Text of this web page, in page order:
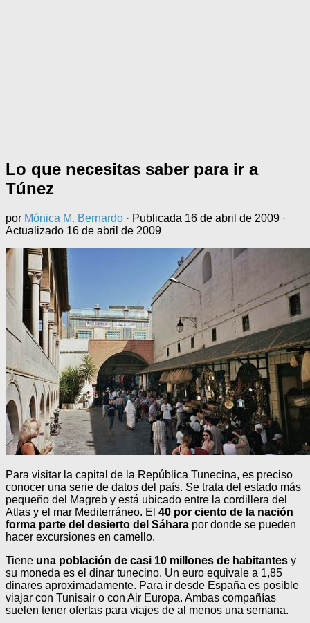
Lo que necesitas saber para ir a
Túnez
por Mónica M. Bernardo · Publicada 16 de abril de 2009 ·
Actualizado 16 de abril de 2009
Para visitar la capital de la República Tunecina, es preciso
conocer una serie de datos del país. Se trata del estado más
pequeño del Magreb y está ubicado entre la cordillera del
Atlas y el mar Mediterráneo. El 40 por ciento de la nación
forma parte del desierto del Sáhara por donde se pueden
hacer excursiones en camello.
Tiene una población de casi 10 millones de habitantes y
su moneda es el dinar tunecino. Un euro equivale a 1,85
dinares aproximadamente. Para ir desde España es posible
viajar con Tunisair o con Air Europa. Ambas compañías
suelen tener ofertas para viajes de al menos una semana.